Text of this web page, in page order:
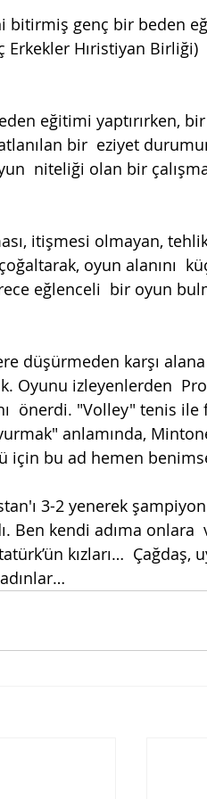
bitirmiş genç bir beden
Hıristiyan Birliği)
eğitimi yaptırırken,
bir  eziyet
niteliği olan bir
itişmesi olmayan,
oyun alanını
eğlenceli  bir oyun
düşürmeden karşı
Oyunu izleyenlerden
önerdi. "Volley" tenis ile
anlamında,
için bu ad hemen
3-2 yenerek
Ben kendi adıma onlara
kızları…  Çağdaş,